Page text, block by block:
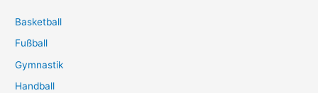
Basketball
Fußball
Gymnastik
Handball